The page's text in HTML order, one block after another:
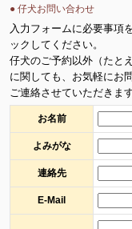
● 仔犬お問い合わせ
入力フォームに必要事項
ックしてください。
仔犬のご予約以外（たと
に関しても、お気軽にお
ご連絡させていただきます
お名前
よみがな
連絡先
E-Mail